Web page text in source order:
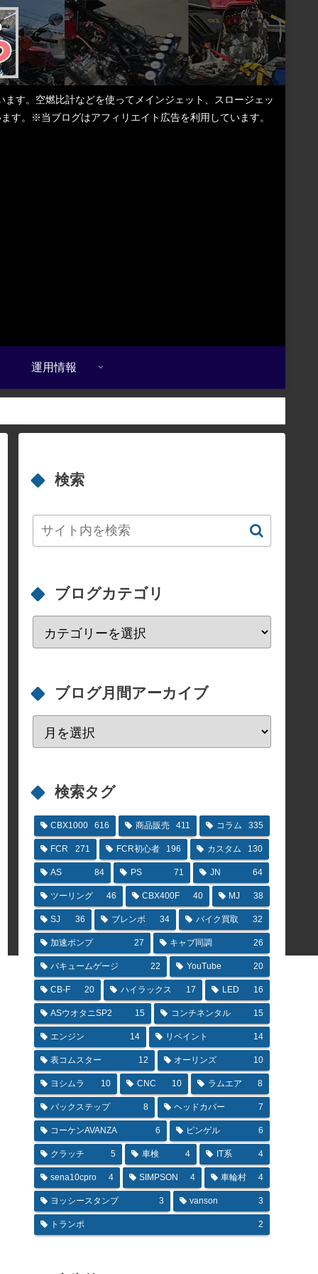
す。空燃比計などを使ってメインジェット、スロージェッ
す。※当ブログはアフィリエイト広告を利用しています。
運用情報
検索
ブログカテゴリ
ブログ月間アーカイブ
検索タグ
CBX1000 616 商品販売 411 コラム 335
FCR 271 FCR初心者 196 カスタム 130
AS 84 PS 71 JN 64
ツーリング 46 CBX400F 40 MJ 38
SJ 36 ブレンボ 34 バイク買取 32
加速ポンプ 27 キャブ同調 26
バキュームゲージ 22 YouTube 20
CB-F 20 ハイラックス 17 LED 16
ASウオタニSP2 15 コンチネンタル 15
エンジン 14 リペイント 14
表コムスター 12 オーリンズ 10
ヨシムラ 10 CNC 10 ラムエア 8
バックステップ 8 ヘッドカバー 7
コーケンAVANZA 6 ピンゲル 6
クラッチ 5 車検 4 IT系 4
sena10cpro 4 SIMPSON 4 車輪村 4
ヨッシースタンプ 3 vanson 3
トランポ 2